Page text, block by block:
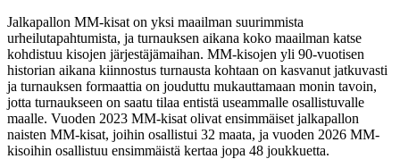
Jalkapallon MM-kisat on yksi maailman suurimmista
urheilutapahtumista, ja turnauksen aikana koko maailman katse
kohdistuu kisojen järjestäjämaihan. MM-kisojen yli 90-vuotisen
historian aikana kiinnostus turnausta kohtaan on kasvanut jatkuvasti
ja turnauksen formaattia on jouduttu mukauttamaan monin tavoin,
jotta turnaukseen on saatu tilaa entistä useammalle osallistuvalle
maalle. Vuoden 2023 MM-kisat olivat ensimmäiset jalkapallon
naisten MM-kisat, joihin osallistui 32 maata, ja vuoden 2026 MM-
kisoihin osallistuu ensimmäistä kertaa jopa 48 joukkuetta.